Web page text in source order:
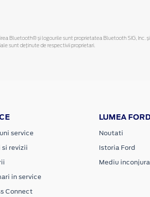
Bluetooth® și logourile sunt proprietatea Bluetooth SIG, Inc.
sunt deținute de respectivii proprietari.
service
revizii
in service
Connect
LUMEA
Noutati
Istoria Ford
Mediu